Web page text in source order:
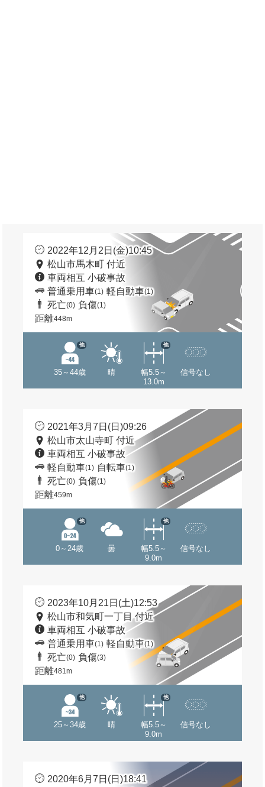
2022年12月2日(金)10:45
松山市馬木町 付近
車両相互 小破事故
普通乗用車(1) 軽自動車(1)
死亡(0) 負傷(1)
距離448m
35～44歳
他
晴
幅5.5～
13.0m
他
信号なし
2021年3月7日(日)09:26
松山市太山寺町 付近
車両相互 小破事故
軽自動車(1) 自転車(1)
死亡(0) 負傷(1)
距離459m
0～24歳
他
曇
幅5.5～
9.0m
他
信号なし
2023年10月21日(土)12:53
松山市和気町一丁目 付近
車両相互 小破事故
普通乗用車(1) 軽自動車(1)
死亡(0) 負傷(3)
距離481m
25～34歳
他
晴
幅5.5～
9.0m
他
信号なし
2020年6月7日(日)18:41